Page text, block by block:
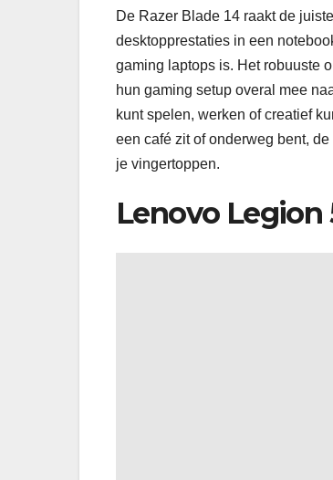
De Razer Blade 14 raakt de
desktopprestaties in een
gaming laptops is. Het robuuste
hun gaming setup overal mee
kunt spelen, werken of creatief
een café zit of onderweg bent,
je vingertoppen.
Lenovo Legion